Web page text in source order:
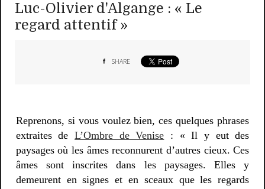
Luc-Olivier d'Algange : « Le
regard attentif »
SHARE
Reprenons, si vous voulez bien, ces quelques phrases
extraites deL’Ombre de Venise : « Il y eut des
paysages où les âmes reconnurent d’autres cieux. Ces
âmes sont inscrites dans les paysages. Elles y
demeurent en signes et en sceaux que les regards